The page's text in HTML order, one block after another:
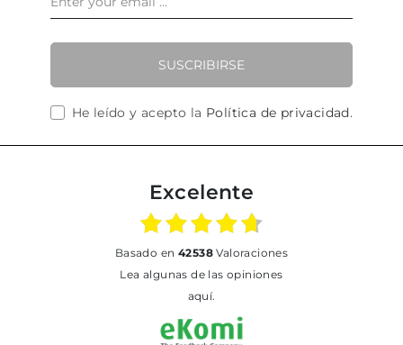
SUSCRIBIRSE
He leído y acepto la Política de privacidad.
Excelente
basado en 42538Valoraciones
Lea algunas de las opiniones
aquí.